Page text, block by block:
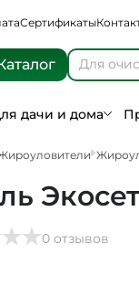
Сертификаты
дачи и дома
0 отзывов